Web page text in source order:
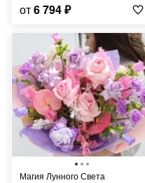
от6 794₽
Магия Лунного Света